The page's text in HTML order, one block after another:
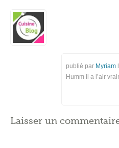
publié par Myriam
Humm il a l’air
Laisser un